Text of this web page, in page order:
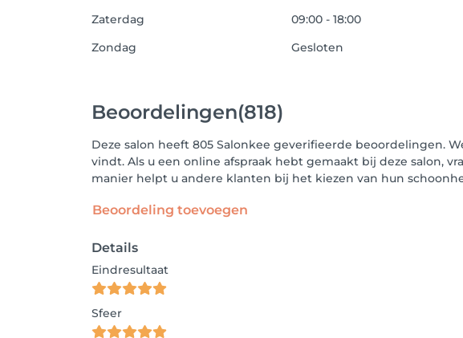
Zaterdag
09:00 - 18:00
Zondag
Gesloten
Beoordelingen(818)
Deze salon heeft 805 Salonkee geverifieerde beoordelingen.
vindt. Als u een online afspraak hebt gemaakt bij deze salon,
manier helpt u andere klanten bij het kiezen van hun
Beoordeling toevoegen
Details
Eindresultaat
Sfeer